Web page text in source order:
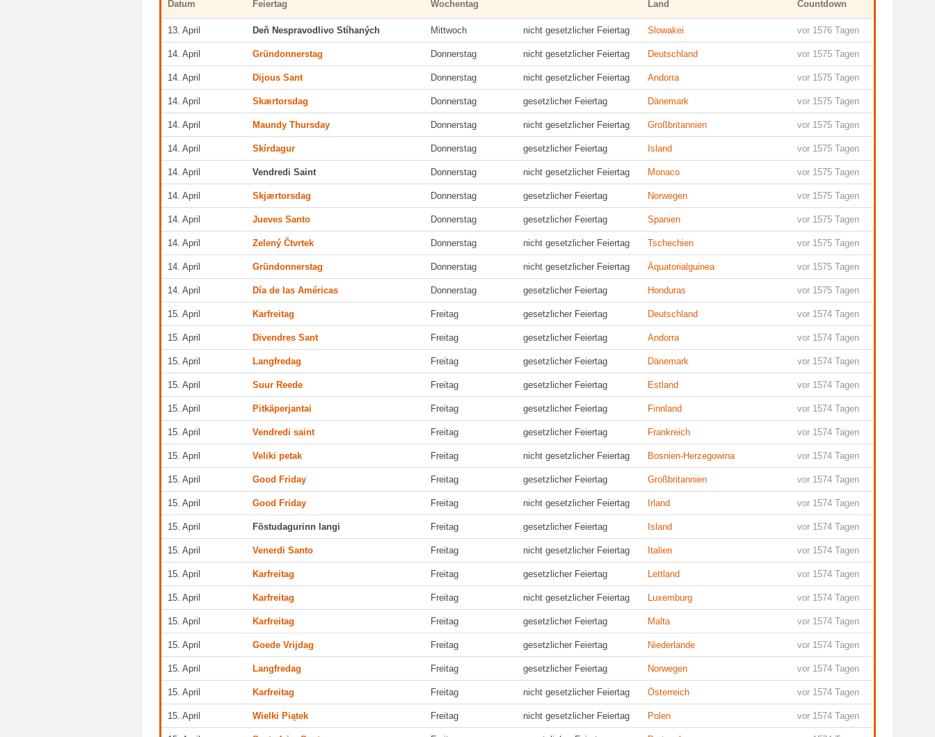
Datum Feiertag Wochentag Land Countdown
13. April Deň Nespravodlivo Stíhaných Mittwoch nicht gesetzlicher Feiertag Slowakei vor 1576 Tagen
14. April Gründonnerstag Donnerstag nicht gesetzlicher Feiertag Deutschland vor 1575 Tagen
14. April Dijous Sant Donnerstag nicht gesetzlicher Feiertag Andorra vor 1575 Tagen
14. April Skærtorsdag Donnerstag gesetzlicher Feiertag Dänemark vor 1575 Tagen
14. April Maundy Thursday Donnerstag nicht gesetzlicher Feiertag Großbritannien vor 1575 Tagen
14. April Skírdagur Donnerstag gesetzlicher Feiertag Island vor 1575 Tagen
14. April Vendredi Saint Donnerstag nicht gesetzlicher Feiertag Monaco vor 1575 Tagen
14. April Skjærtorsdag Donnerstag gesetzlicher Feiertag Norwegen vor 1575 Tagen
14. April Jueves Santo Donnerstag gesetzlicher Feiertag Spanien vor 1575 Tagen
14. April Zelený Čtvrtek Donnerstag nicht gesetzlicher Feiertag Tschechien vor 1575 Tagen
14. April Gründonnerstag Donnerstag nicht gesetzlicher Feiertag Äquatorialguinea vor 1575 Tagen
14. April Día de las Américas Donnerstag gesetzlicher Feiertag Honduras vor 1575 Tagen
15. April Karfreitag Freitag gesetzlicher Feiertag Deutschland vor 1574 Tagen
15. April Divendres Sant Freitag gesetzlicher Feiertag Andorra vor 1574 Tagen
15. April Langfredag Freitag gesetzlicher Feiertag Dänemark vor 1574 Tagen
15. April Suur Reede Freitag gesetzlicher Feiertag Estland vor 1574 Tagen
15. April Pitkäperjantai Freitag gesetzlicher Feiertag Finnland vor 1574 Tagen
15. April Vendredi saint Freitag gesetzlicher Feiertag Frankreich vor 1574 Tagen
15. April Veliki petak Freitag nicht gesetzlicher Feiertag Bosnien-Herzegowina vor 1574 Tagen
15. April Good Friday Freitag gesetzlicher Feiertag Großbritannien vor 1574 Tagen
15. April Good Friday Freitag nicht gesetzlicher Feiertag Irland vor 1574 Tagen
15. April Föstudagurinn langi Freitag gesetzlicher Feiertag Island vor 1574 Tagen
15. April Venerdi Santo Freitag nicht gesetzlicher Feiertag Italien vor 1574 Tagen
15. April Karfreitag Freitag gesetzlicher Feiertag Lettland vor 1574 Tagen
15. April Karfreitag Freitag nicht gesetzlicher Feiertag Luxemburg vor 1574 Tagen
15. April Karfreitag Freitag gesetzlicher Feiertag Malta vor 1574 Tagen
15. April Goede Vrijdag Freitag gesetzlicher Feiertag Niederlande vor 1574 Tagen
15. April Langfredag Freitag gesetzlicher Feiertag Norwegen vor 1574 Tagen
15. April Karfreitag Freitag nicht gesetzlicher Feiertag Österreich vor 1574 Tagen
15. April Wielki Piątek Freitag nicht gesetzlicher Feiertag Polen vor 1574 Tagen